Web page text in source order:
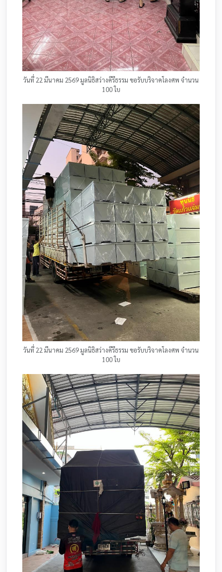
วันที่ 22 มีนาคม 2569 มูลนิธิสว่างคีรีธรรม ขอรับบริจาคโลงศพ จำนวน
100 ใบ
วันที่ 22 มีนาคม 2569 มูลนิธิสว่างคีรีธรรม ขอรับบริจาคโลงศพ จำนวน
100 ใบ